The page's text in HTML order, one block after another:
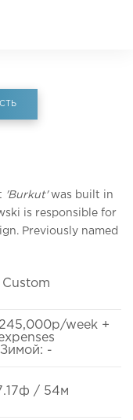
'Burkut'was built in
is responsible for
Previously named
Custom
week +
Зимой: -
/ 54м